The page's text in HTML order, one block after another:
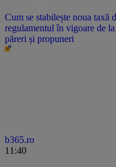
Cum se stabilește noua taxă
regulamentul în vigoare de
păreri și propuneri
b365.ro
11:40